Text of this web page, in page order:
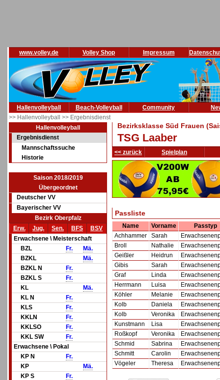
www.volley.de Volley Shop Impressum
Hallenvolleyball Beach-Volleyball Community
>> Hallenvolleyball >> Ergebnisdienst
Hallenvolleyball
Ergebnisdienst
Mannschaftssuche
Historie
Saison 2018/2019
Übergeordnet
Deutscher VV
Bayerischer VV
Bezirk Oberpfalz
Erw.
Jug. Sen. BFS
BSV
Erwachsene \ Meisterschaft
BZL
Fr.
Mä.
BZKL
Mä.
BZKL N
Fr.
BZKL S
Fr.
KL
Mä.
KL N
Fr.
KLS
Fr.
KKLN
Fr.
KKLSO
Fr.
KKL SW
Fr.
Erwachsene \ Pokal
KP N
Fr.
KP
Mä.
KP S
Fr.
Bezirksklasse Süd Frauen
TSG Laaber
<< zurück Spielplan
Passliste
Name Vorname
Passtyp
Achhammer
Sarah
Broll
Nathalie
Geißler
Heidrun
Gibis
Sarah
Graf
Linda
Herrmann
Luisa
Köhler
Melanie
Kolb
Daniela
Kolb
Veronika
Kunstmann
Lisa
Roßkopf
Veronika
Schmid
Sabrina
Schmitt
Carolin
Vögeler
Theresa